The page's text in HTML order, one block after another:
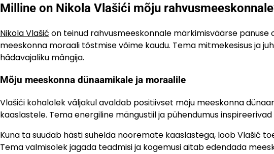
Milline on Nikola Vlašići mõju
Nikola Vlašić on teinud rahvusmeeskonnale märkimisväärse panuse
meeskonna moraali tõstmise võime kaudu. Tema mitmekesisus ja
hädavajaliku mängija.
Mõju meeskonna dünaamikale ja moraalile
Vlašići kohalolek väljakul avaldab positiivset mõju meeskonna
kaaslastele. Tema energiline mängustiil ja pühendumus
Kuna ta suudab hästi suhelda nooremate kaaslastega, loob Vlašić
Tema valmisolek jagada teadmisi ja kogemusi aitab edendada